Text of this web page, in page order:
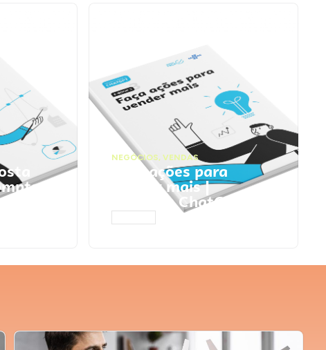
NEGÓCIOS, VENDAS
Faça ações para
vender mais |
Prompts ChatGPT